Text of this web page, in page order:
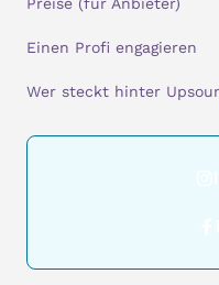
Einen Profi engagieren
Wer steckt hinter